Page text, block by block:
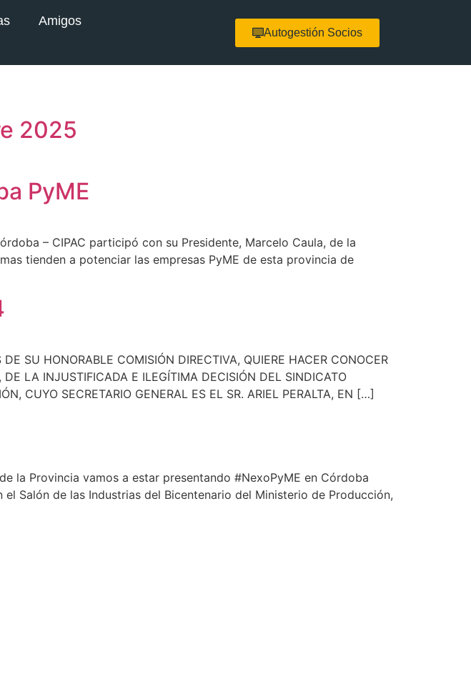
Amigos
Autogestión Socios
2025
PyME
– CIPAC participó con su Presidente, Marcelo Caula, de la
tienden a potenciar las empresas PyME de esta provincia de
SU HONORABLE COMISIÓN DIRECTIVA, QUIERE HACER CONOCER
LA INJUSTIFICADA E ILEGÍTIMA DECISIÓN DEL SINDICATO
CUYO SECRETARIO GENERAL ES EL SR. ARIEL PERALTA, EN […]
la Provincia vamos a estar presentando #NexoPyME en Córdoba
Salón de las Industrias del Bicentenario del Ministerio de Producción,